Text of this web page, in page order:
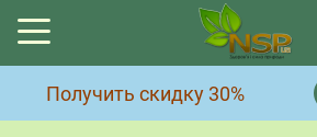
Получить скидку 30%
Корзина
Корзина пуста.